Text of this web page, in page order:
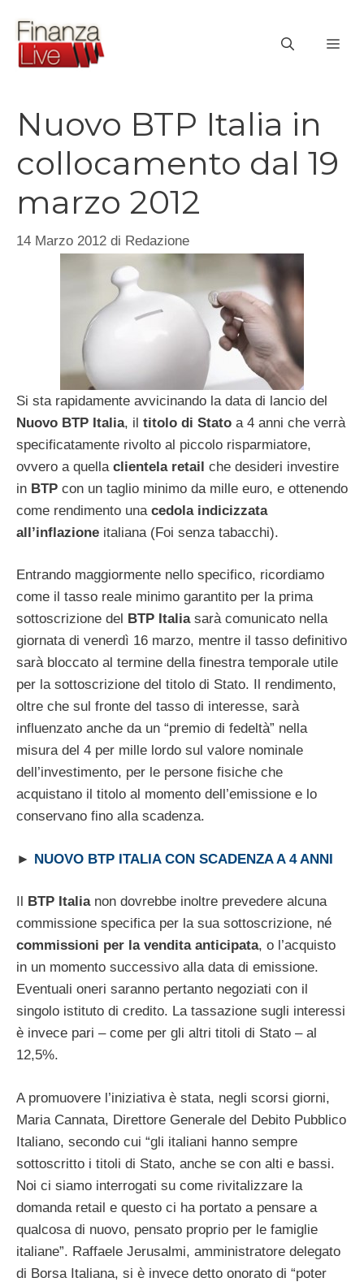
contenuto
Nuovo BTP Italia in
collocamento dal 19
marzo 2012
14 Marzo 2012 di Redazione
Si sta rapidamente avvicinando la data di lancio del
Nuovo BTP Italia, il titolo di Stato a 4 anni che verrà
specificatamente rivolto al piccolo risparmiatore,
ovvero a quella clientela retail che desideri investire
in BTP con un taglio minimo da mille euro, e ottenendo
come rendimento una cedola indicizzata
all’inflazione italiana (Foi senza tabacchi).
Entrando maggiormente nello specifico, ricordiamo
come il tasso reale minimo garantito per la prima
sottoscrizione del
BTP Italiasarà comunicato nella
giornata di venerdì 16 marzo, mentre il tasso definitivo
sarà bloccato al termine della finestra temporale utile
per la sottoscrizione del titolo di Stato. Il rendimento,
oltre che sul fronte del tasso di interesse, sarà
influenzato anche da un “premio di fedeltà” nella
misura del 4 per mille lordo sul valore nominale
dell’investimento, per le persone fisiche che
acquistano il titolo al momento dell’emissione e lo
conservano fino alla scadenza.
► NUOVO BTP ITALIA CON SCADENZA A 4 ANNI
BTP Italianon dovrebbe inoltre prevedere alcuna
commissione specifica per la sua sottoscrizione, né
commissioni per la vendita anticipata, o l’acquisto
in un momento successivo alla data di emissione.
Eventuali oneri saranno pertanto negoziati con il
singolo istituto di credito. La tassazione sugli interessi
è invece pari – come per gli altri titoli di Stato – al
12,5%.
A promuovere l’iniziativa è stata, negli scorsi giorni,
Maria Cannata, Direttore Generale del Debito Pubblico
Italiano, secondo cui “gli italiani hanno sempre
sottoscritto i titoli di Stato, anche se con alti e bassi.
Noi ci siamo interrogati su come rivitalizzare la
domanda retail e questo ci ha portato a pensare a
qualcosa di nuovo, pensato proprio per le famiglie
italiane”. Raffaele Jerusalmi, amministratore delegato
di Borsa Italiana, si è invece detto onorato di “poter